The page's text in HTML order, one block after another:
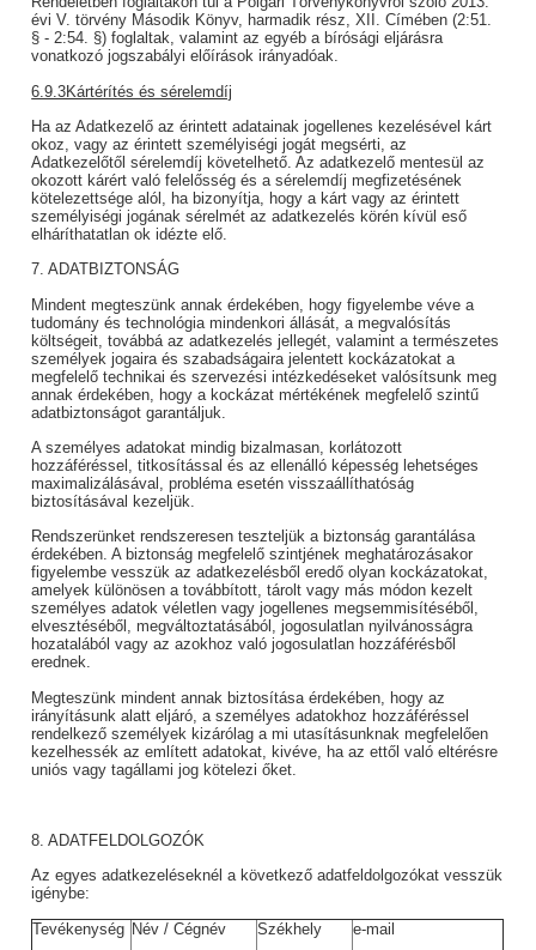
évi V. törvény Második Könyv, harmadik rész, XII. Címében (2:51.
§ - 2:54. §) foglaltak, valamint az egyéb a bírósági eljárásra
vonatkozó jogszabályi előírások irányadóak.
6.9.3Kártérítés és sérelemdíj
Ha az Adatkezelő az érintett adatainak jogellenes kezelésével kárt
okoz, vagy az érintett személyiségi jogát megsérti, az
Adatkezelőtől sérelemdíj követelhető. Az adatkezelő mentesül az
okozott kárért való felelősség és a sérelemdíj megfizetésének
kötelezettsége alól, ha bizonyítja, hogy a kárt vagy az érintett
személyiségi jogának sérelmét az adatkezelés körén kívül eső
elháríthatatlan ok idézte elő.
7. ADATBIZTONSÁG
Mindent megteszünk annak érdekében, hogy figyelembe véve a
tudomány és technológia mindenkori állását, a megvalósítás
költségeit, továbbá az adatkezelés jellegét, valamint a természetes
személyek jogaira és szabadságaira jelentett kockázatokat a
megfelelő technikai és szervezési intézkedéseket valósítsunk meg
annak érdekében, hogy a kockázat mértékének megfelelő szintű
adatbiztonságot garantáljuk.
A személyes adatokat mindig bizalmasan, korlátozott
hozzáféréssel, titkosítással és az ellenálló képesség lehetséges
maximalizálásával, probléma esetén visszaállíthatóság
biztosításával kezeljük.
Rendszerünket rendszeresen teszteljük a biztonság garantálása
érdekében. A biztonság megfelelő szintjének meghatározásakor
figyelembe vesszük az adatkezelésből eredő olyan kockázatokat,
amelyek különösen a továbbított, tárolt vagy más módon kezelt
személyes adatok véletlen vagy jogellenes megsemmisítéséből,
elvesztéséből, megváltoztatásából, jogosulatlan nyilvánosságra
hozatalából vagy az azokhoz való jogosulatlan hozzáférésből
erednek.
Megteszünk mindent annak biztosítása érdekében, hogy az
irányításunk alatt eljáró, a személyes adatokhoz hozzáféréssel
rendelkező személyek kizárólag a mi utasításunknak megfelelően
kezelhessék az említett adatokat, kivéve, ha az ettől való eltérésre
uniós vagy tagállami jog kötelezi őket.
8. ADATFELDOLGOZÓK
Az egyes adatkezeléseknél a következő adatfeldolgozókat vesszük
igénybe:
Tevékenység Név / Cégnév Székhely e-mail